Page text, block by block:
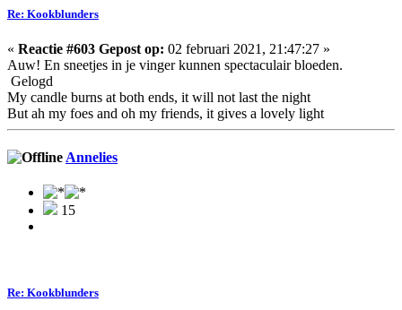
Re: Kookblunders
« Reactie #603 Gepost op: 02 februari 2021, 21:47:27 »
Auw! En sneetjes in je vinger kunnen spectaculair bloeden.
Gelogd
My candle burns at both ends, it will not last the night
But ah my foes and oh my friends, it gives a lovely light
Annelies
15
Re: Kookblunders